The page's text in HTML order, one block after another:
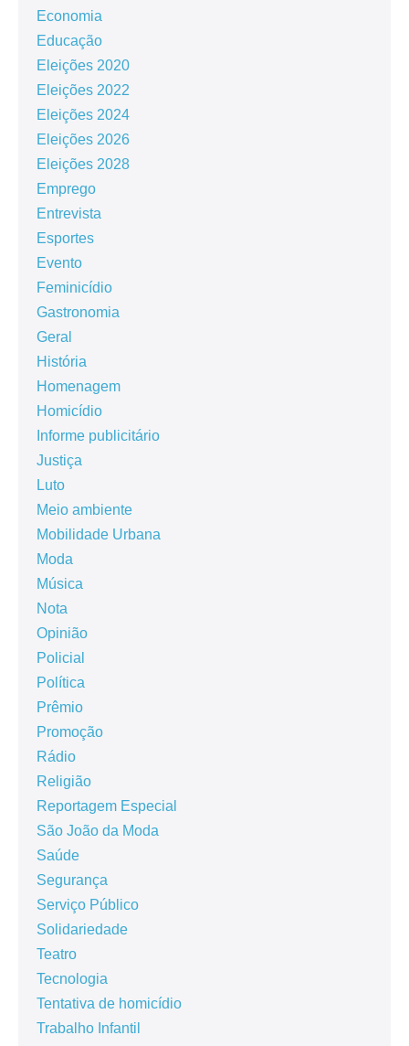
Economia
Educação
Eleições 2020
Eleições 2022
Eleições 2024
Eleições 2026
Eleições 2028
Emprego
Entrevista
Esportes
Evento
Feminicídio
Gastronomia
Geral
História
Homenagem
Homicídio
Informe publicitário
Justiça
Luto
Meio ambiente
Mobilidade Urbana
Moda
Música
Nota
Opinião
Policial
Política
Prêmio
Promoção
Rádio
Religião
Reportagem Especial
São João da Moda
Saúde
Segurança
Serviço Público
Solidariedade
Teatro
Tecnologia
Tentativa de homicídio
Trabalho Infantil